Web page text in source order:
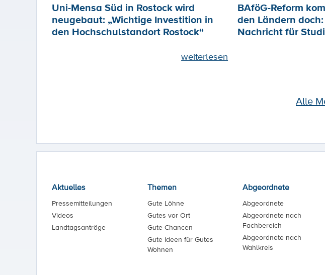
Uni-Mensa Süd in Rostock wird
neugebaut: „Wichtige Investition in
den Hochschulstandort Rostock“
weiterlesen
BAföG-Reform
den Ländern
Nachricht für
Alle
Aktuelles
Pressemitteilungen
Videos
Landtagsanträge
Themen
Gute Löhne
Gutes vor Ort
Gute Chancen
Gute Ideen für Gutes
Wohnen
Abgeordnete
Abgeordnete
Abgeordnete nach
Fachbereich
Abgeordnete nach
Wahlkreis